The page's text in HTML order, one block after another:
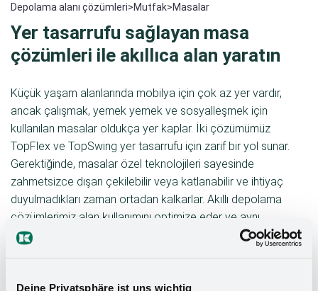
Deine Privatsphäre ist uns wichtig
Depolama alanı çözümleri>Mutfak>Masalar
Yer tasarrufu sağlayan masa
çözümleri ile akıllıca alan yaratın
Küçük yaşam alanlarında mobilya için çok az yer vardır,
ancak çalışmak, yemek yemek ve sosyalleşmek için
kullanılan masalar oldukça yer kaplar. İki çözümümüz
TopFlex ve TopSwing yer tasarrufu için zarif bir yol sunar.
Gerektiğinde, masalar özel teknolojileri sayesinde
zahmetsizce dışarı çekilebilir veya katlanabilir ve ihtiyaç
duyulmadıkları zaman ortadan kalkarlar. Akıllı depolama
çözümlerimiz alan kullanımını optimize eder ve aynı
zamanda yaşam alanlarında daha fazla çalışma yüzeyi ve
esneklik sağlar. Eviniz için yer tasarrufu sağlayan